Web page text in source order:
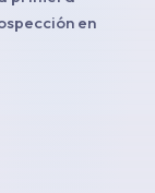
en